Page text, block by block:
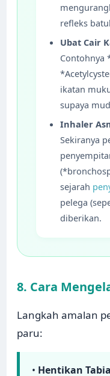
refleks
Ubat Cair
Contohnya
ikatan
supaya
Inhaler
Sekiranya
sejarah
pelega
diberikan.
8. Cara
Langkah amalan
paru:
• Hentikan